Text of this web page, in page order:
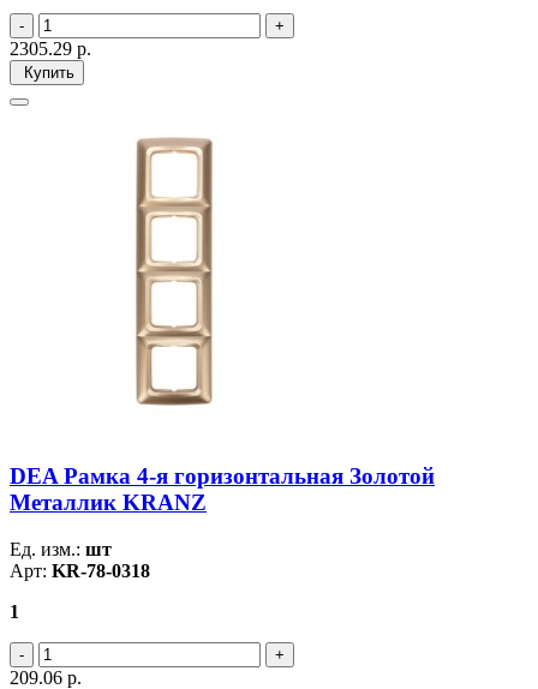
2305.29 р.
Купить
DEA Рамка 4-я горизонтальная Золотой
Металлик KRANZ
Ед. изм.: шт
Арт: KR-78-0318
1
209.06 р.